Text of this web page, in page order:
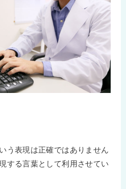
う表現は正確ではありません
する言葉として利用させてい